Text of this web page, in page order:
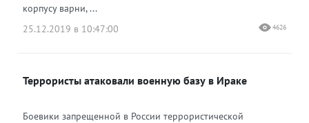
корпусу варни, ...
25.12.2019 в 10:47:00
4626
Террористы атаковали военную базу в Ираке
Боевики запрещенной в России террористической